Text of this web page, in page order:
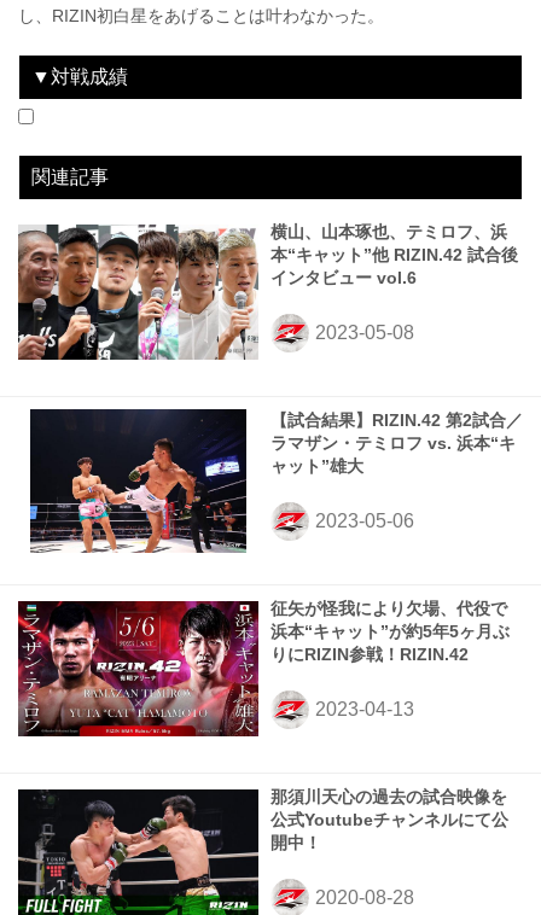
し、RIZIN初白星をあげることは叶わなかった。
▼対戦成績
関連記事
横山、山本琢也、テミロフ、浜
本“キャット”他 RIZIN.42 試合後
インタビュー vol.6
【試合結果】RIZIN.42 第2試合／
ラマザン・テミロフ vs. 浜本“キ
ャット”雄大
征矢が怪我により欠場、代役で
浜本“キャット”が約5年5ヶ月ぶ
りにRIZIN参戦！RIZIN.42
那須川天心の過去の試合映像を
公式Youtubeチャンネルにて公
開中！